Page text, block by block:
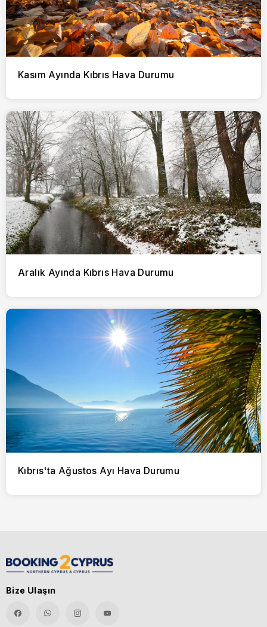
Kasım Ayında Kıbrıs Hava Durumu
Aralık Ayında Kıbrıs Hava Durumu
Kıbrıs'ta Ağustos Ayı Hava Durumu
Bize Ulaşın